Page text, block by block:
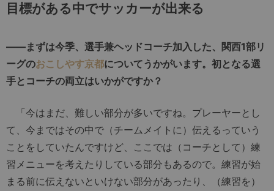
目標がある中でサッカーが出来る
――まずは今季、選手兼ヘッドコーチ加入した、関西1部リ
ーグのおこしやす京都についてうかがいます。初となる選
手とコーチの両立はいかがですか？
「今はまだ、難しい部分が多いですね。プレーヤーとし
て、今まではその中で（チームメイトに）伝えるっていう
ことをしていたんですけど、ここでは（コーチとして）練
習メニューを考えたりしている部分もあるので。練習が始
まる前に伝えないといけない部分があったり、（練習を）